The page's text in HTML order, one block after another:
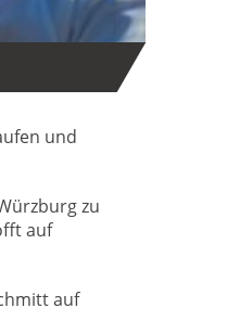
und
zu
auf
auf